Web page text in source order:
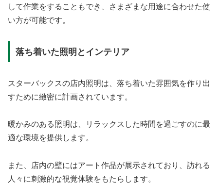
して作業をすることもでき、さまざまな用途に合わせた使
い方が可能です。
落ち着いた照明とインテリア
スターバックスの店内照明は、落ち着いた雰囲気を作り出
すために緻密に計画されています。
暖かみのある照明は、リラックスした時間を過ごすのに最
適な環境を提供します。
また、店内の壁にはアート作品が展示されており、訪れる
人々に刺激的な視覚体験をもたらします。